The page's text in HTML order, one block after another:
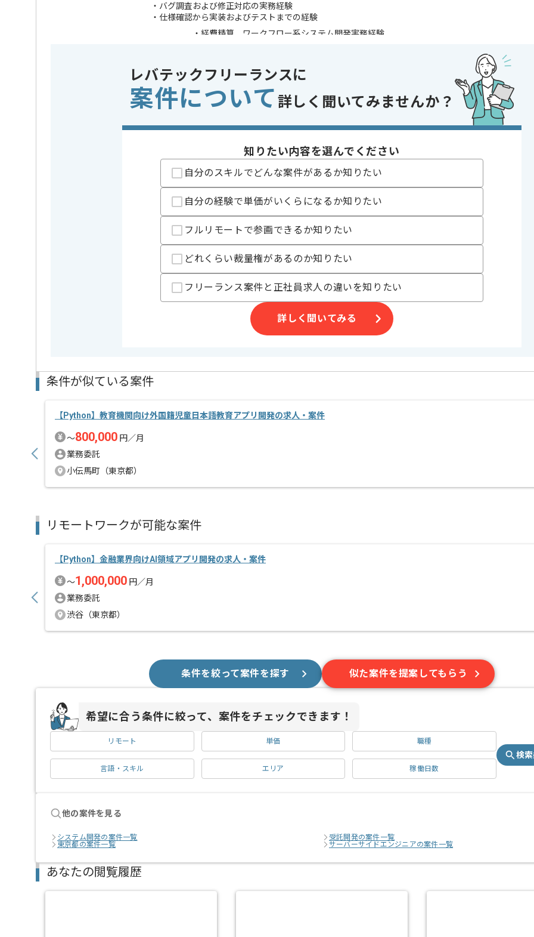
・バグ調査および修正対応の実務経験
・仕様確認から実装およびテストまでの経験
・経費精算、ワークフロー系システム開発実務経験
・SQL、RDB設計実務経験
・AI駆動開発経験
※上記に似た経験やスキルをお持ちであれば申し込み可能なケースもございます！まずはお気軽にご相談ください！
この案件で扱う技術 フレームワーク
Django , Flask
業務内容
システム開発 , 受託開発
特徴
20代活躍中 , 30代活躍中 , 長期プロジェクト , 新技術に積極的 , 40代活躍中 , BtoB
AI開発事業、ITコンサルティング事業等を展開している企業でございます。
今回は経費ワークフローシステム保守運用案件に携わっていただきます。
Pythonを用いた開発経験を活かしたい方にお勧めです。
レバテックフリーランスに
案件について 詳しく聞いてみませんか？
知りたい内容を選んでください
自分のスキルでどんな案件があるか知りたい
自分の経験で単価がいくらになるか知りたい
フルリモートで参画できるか知りたい
どれくらい裁量権があるのか知りたい
フリーランス案件と正社員求人の違いを知りたい
詳しく聞いてみる
条件が似ている案件
【Python】教育機関向け外国籍児童日本語教育アプリ開発の求人・案件
〜800,000 円／月
業務委託
小伝馬町（東京都）
リモートワークが可能な案件
【Python】金融業界向けAI領域アプリ開発の求人・案件
〜1,000,000 円／月
業務委託
渋谷（東京都）
条件を絞って案件を探す 似た案件を提案してもらう
希望に合う条件に絞って、案件をチェックできます！
リモート 単価 職種
言語・スキル エリア 稼働日数
検
他の案件を見る
システム開発の案件一覧
受託開発の案件一覧
東京都の案件一覧
サーバーサイドエンジニアの案件一覧
あなたの閲覧履歴